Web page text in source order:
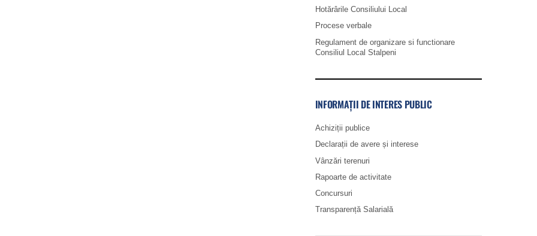
Hotărârile Consiliului Local
Procese verbale
Regulament de organizare si functionare
Consiliul Local Stalpeni
INFORMAȚII DE INTERES PUBLIC
Achiziții publice
Declarații de avere și interese
Vânzări terenuri
Rapoarte de activitate
Concursuri
Transparență Salarială